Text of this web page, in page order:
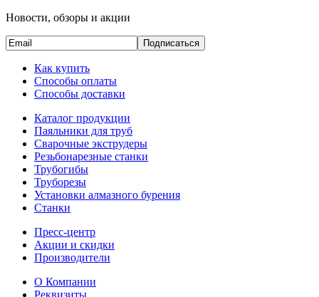
Новости, обзоры и акции
Подписаться
Как купить
Способы оплаты
Способы доставки
Каталог продукции
Паяльники для труб
Сварочные экструдеры
Резьбонарезные станки
Трубогибы
Труборезы
Установки алмазного бурения
Станки
Пресс-центр
Акции и скидки
Производители
О Компании
Реквизиты